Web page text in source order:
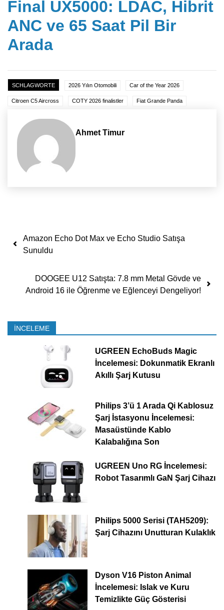
Final UX5000: LDAC, Hibrit
ANC ve 65 Saat Pil Bir
Arada
SCHLAGWORTE 2026 Yılın Otomobili Car of the Year 2026
Citroen C5 Aircross COTY 2026 finalistler Fiat Grande Panda
Ahmet Timur
Yazı dolaşımı
Amazon Echo Dot Max ve Echo Studio Satışa
Sunuldu
DOOGEE U12 Satışta: 7.8 mm Metal Gövde ve
Android 16 ile Öğrenme ve Eğlenceyi Dengeliyor!
İNCELEME
UGREEN EchoBuds Magic
İncelemesi: Dokunmatik Ekranlı
Akıllı Şarj Kutusu
Philips 3’ü 1 Arada Qi Kablosuz
Şarj İstasyonu İncelemesi:
Masaüstünde Kablo
Kalabalığına Son
UGREEN Uno RG İncelemesi:
Robot Tasarımlı GaN Şarj Cihazı
Philips 5000 Serisi (TAH5209):
Şarj Cihazını Unutturan Kulaklık
Dyson V16 Piston Animal
İncelemesi: Islak ve Kuru
Temizlikte Güç Gösterisi